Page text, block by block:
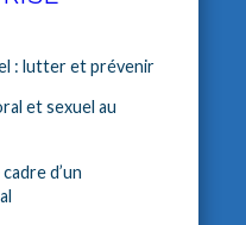
: lutter et prévenir
et sexuel au
d’un